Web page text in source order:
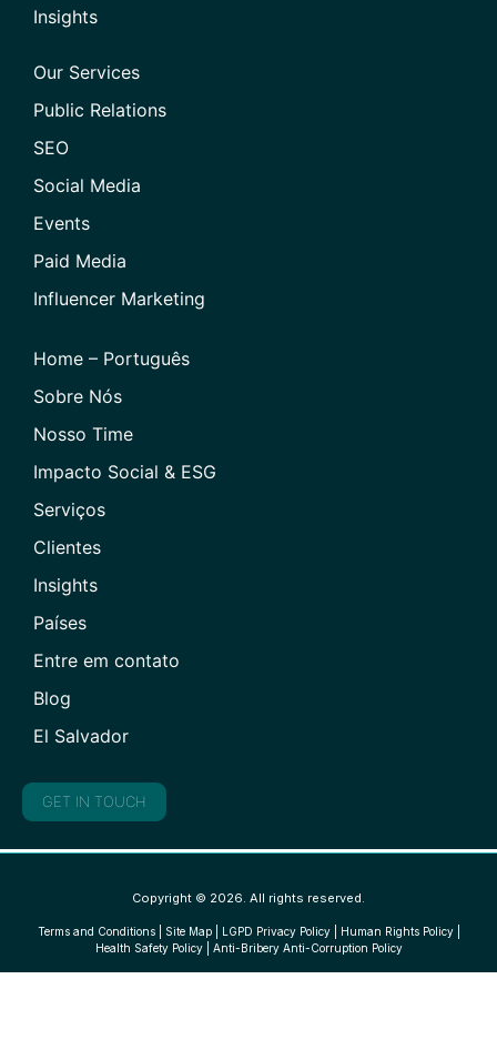
Insights
Our Services
Public Relations
SEO
Social Media
Events
Paid Media
Influencer Marketing
Home – Português
Sobre Nós
Nosso Time
Impacto Social & ESG
Serviços
Clientes
Insights
Países
Entre em contato
Blog
El Salvador
GET IN TOUCH
Copyright © 2026. All rights reserved.
Terms and Conditions| Site Map| LGPD Privacy Policy| Human Rights Policy|
Health Safety Policy| Anti-Bribery Anti-Corruption Policy